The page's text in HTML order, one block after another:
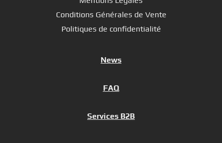
Conditions Générales de Vente
Politiques de confidentialité
News
FAQ
Services B2B